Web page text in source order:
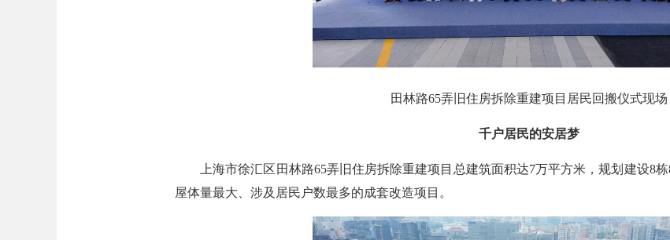
田林路65弄旧住房拆除重建项目居民回搬仪式现场
千户居民的安居梦
上海市徐汇区田林路65弄旧住房拆除重建项目总建筑面积达7万平方米，规划建设8栋
屋体量最大、涉及居民户数最多的成套改造项目。